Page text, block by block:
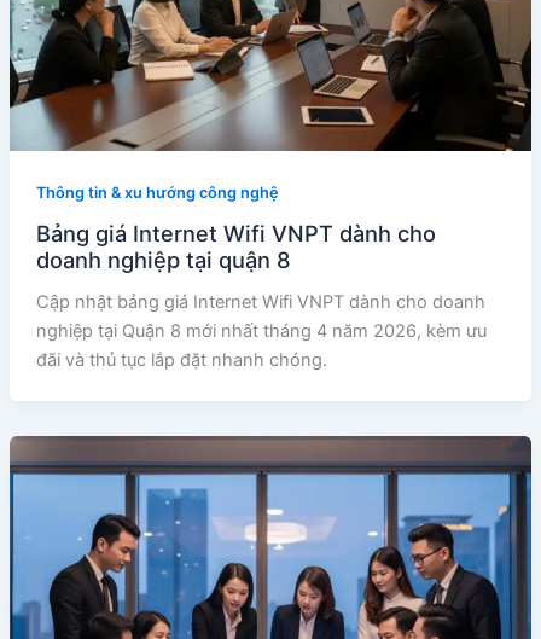
Thông tin & xu hướng công nghệ
Bảng giá Internet Wifi VNPT dành cho
doanh nghiệp tại quận 8
Cập nhật bảng giá Internet Wifi VNPT dành cho doanh
nghiệp tại Quận 8 mới nhất tháng 4 năm 2026, kèm ưu
đãi và thủ tục lắp đặt nhanh chóng.